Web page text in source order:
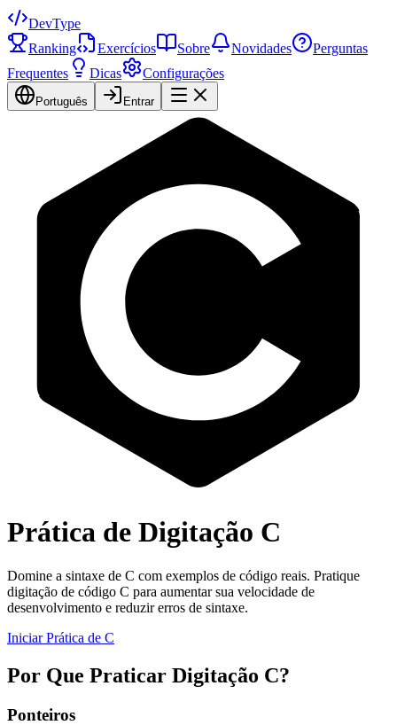
DevType
Ranking
Exercícios Sobre Novidades
Perguntas
Frequentes
Dicas Configurações
Português Entrar
Prática de Digitação C
Domine a sintaxe de C com exemplos de código reais. Pratique
digitação de código C para aumentar sua velocidade de
desenvolvimento e reduzir erros de sintaxe.
Iniciar Prática de C
Por Que Praticar Digitação C?
Ponteiros